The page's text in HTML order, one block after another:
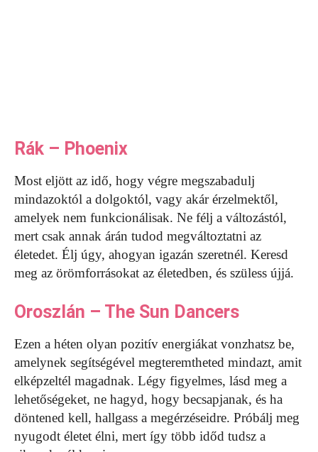
Rák – Phoenix
Most eljött az idő, hogy végre megszabadulj
mindazoktól a dolgoktól, vagy akár érzelmektől,
amelyek nem funkcionálisak. Ne félj a változástól,
mert csak annak árán tudod megváltoztatni az
életedet. Élj úgy, ahogyan igazán szeretnél. Keresd
meg az örömforrásokat az életedben, és szüless újjá.
Oroszlán – The Sun Dancers
Ezen a héten olyan pozitív energiákat vonzhatsz be,
amelynek segítségével megteremtheted mindazt, amit
elképzeltél magadnak. Légy figyelmes, lásd meg a
lehetőségeket, ne hagyd, hogy becsapjanak, és ha
döntened kell, hallgass a megérzéseidre. Próbálj meg
nyugodt életet élni, mert így több időd tudsz a